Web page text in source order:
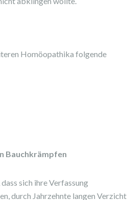
Homöopathika folgende
Bauchkrämpfen
sich ihre Verfassung
durch Jahrzehnte langen Verzicht